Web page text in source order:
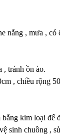
nắng , mưa , có
, tránh ồn ào.
, chiều rộng
kim loại để
chuồng ,